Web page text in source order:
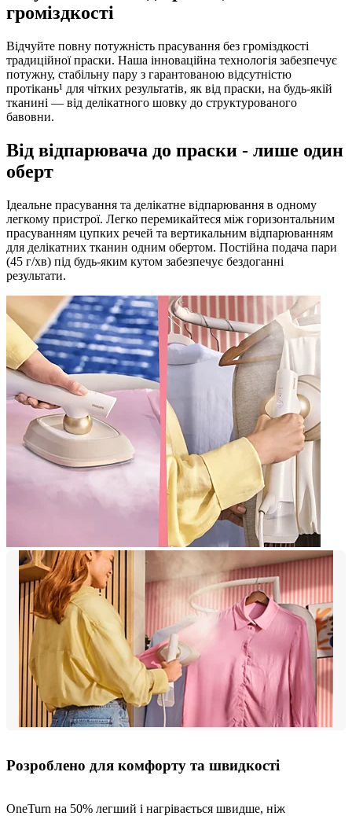
громіздкості
Відчуйте повну потужність прасування без громіздкості
традиційної праски. Наша інноваційна технологія забезпечує
потужну, стабільну пару з гарантованою відсутністю
протікань¹ для чітких результатів, як від праски, на будь-якій
тканині — від делікатного шовку до структурованого
бавовни.
Від відпарювача до праски - лише один
оберт
Ідеальне прасування та делікатне відпарювання в одному
легкому пристрої. Легко перемикайтеся між горизонтальним
прасуванням цупких речей та вертикальним відпарюванням
для делікатних тканин одним обертом. Постійна подача пари
(45 г/хв) під будь-яким кутом забезпечує бездоганні
результати.
Розроблено для комфорту та швидкості
OneTurn на 50% легший і нагрівається швидше, ніж